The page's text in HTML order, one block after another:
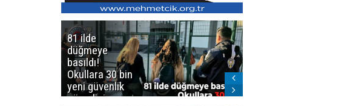
81 ilde
düğmeye
basıldı!
Okullara 30 bin
yeni güvenlik
görevlisi